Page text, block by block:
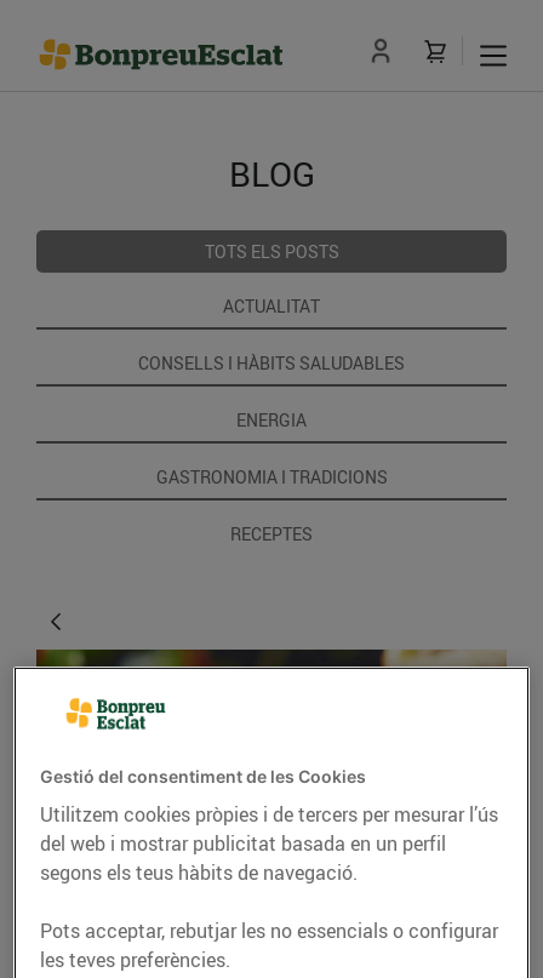
BLOG
TOTS ELS POSTS
ACTUALITAT
CONSELLS I HÀBITS SALUDABLES
ENERGIA
GASTRONOMIA I TRADICIONS
RECEPTES
RECEPTES
Timbal de poma
Gestió del consentiment de les Cookies
Utilitzem cookies pròpies i de tercers per mesurar l’ús
del web i mostrar publicitat basada en un perfil
segons els teus hàbits de navegació.
Pots acceptar, rebutjar les no essencials o configurar
les teves preferències.